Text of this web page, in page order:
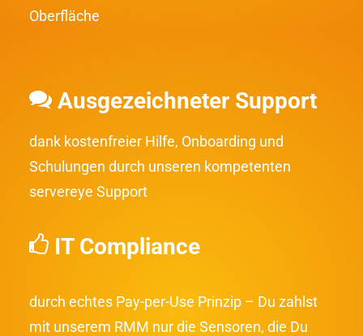
Oberfläche
Ausgezeichneter Support
dank kostenfreier Hilfe, Onboarding und
Schulungen durch unseren kompetenten
servereye Support
IT Compliance
durch echtes Pay-per-Use Prinzip – Du zahlst
mit unserem RMM nur die Sensoren, die Du